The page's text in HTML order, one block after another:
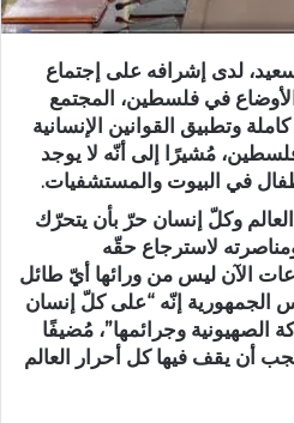
لدى إشرافه على إجتماع
في فلسطين، المجتمع
وتطبيق القوانين الإنسانية
مُشيرًا إلى أنّه لا يوجد
في البيوت والمستشفيات.
وكلّ إنسان حرّ بأن يتحرّك
لاسترجاع حقّه
الآن ليس من ورائها أيّ طائل
الجمهورية إنّه “على كلّ إنسان
الصهيونية وجرائمها”، مُضيفًا
أن يقف فيها كل أحرار العالم